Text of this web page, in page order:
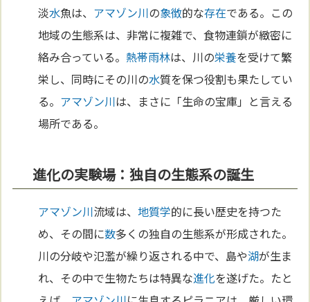
淡水魚は、 アマゾン川の象徴的な存在である。この
地域の生態系は、非常に複雑で、食物連鎖が緻密に
絡み合っている。熱帯雨林は、川の栄養を受けて繁
栄し、同時にその川の水質を保つ役割も果たしてい
る。 アマゾン川は、まさに「生命の宝庫」と言える
場所である。
進化の実験場：独自の生態系の誕生
アマゾン川流域は、地質学的に長い歴史を持つた
め、その間に数多くの独自の生態系が形成された。
川の分岐や氾濫が繰り返される中で、島や湖が生ま
れ、その中で生物たちは特異な進化を遂げた。たと